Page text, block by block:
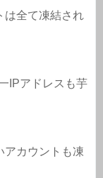
は全て凍結され
IPアドレスも芋
アカウントも凍